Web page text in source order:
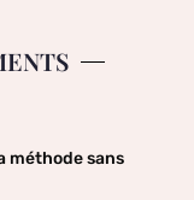
méthode sans